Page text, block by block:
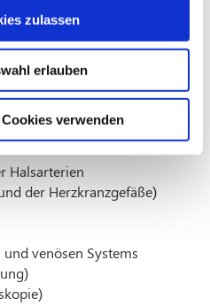
zulassen
erlauben
verwenden
venösen Systems
und Gängen
Perfusions-CT
Halsarterien
der Herzkranzgefäße)
venösen Systems